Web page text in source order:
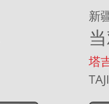
新
塔